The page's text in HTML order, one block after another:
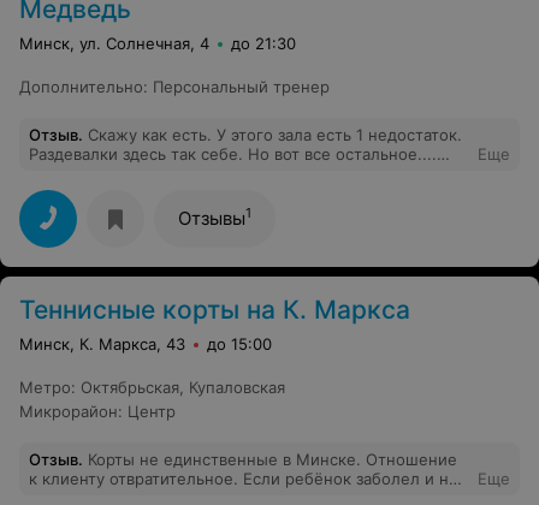
Медведь
Минск, ул. Солнечная, 4 до 21:30
Дополнительно: Персональный тренер
Отзыв. Скажу как есть. У этого зала есть 1 недостаток.
Раздевалки здесь так себе. Но вот все остальное....
профессиональные тренажеры. Причем их огромное
количество. Отличный гантельный ряд. Начиная от 1 кг,
заканчивая 55 кг. Много железа.Никогда не бывает
такого, что бы кому-то чего-то не хватило. И главное
психологический комфорт. Большое, просторное
холодно, всегда хорошо. Не знаю почему так. Но
побывал во многих залах Минска,а как магнитом тянет
туда.
Еще
Отзывы1
Теннисные корты на К. Маркса
Минск, К. Маркса, 43 до 15:00
Метро: Октябрьская Купаловская
Микрорайон: Центр
Отзыв. Корты не единственные в Минске. Отношение
к клиенту отвратительное. Если ребёнок заболел и не
Еще